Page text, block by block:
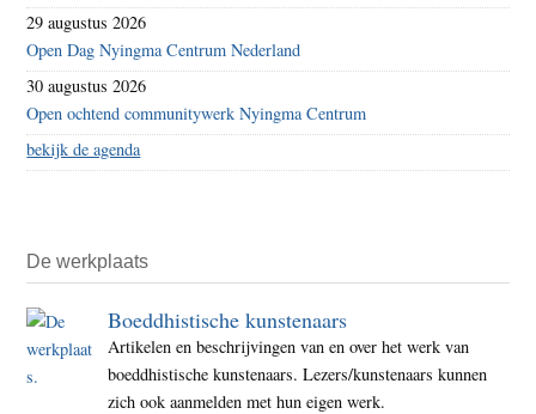
29 augustus 2026
Open Dag Nyingma Centrum Nederland
30 augustus 2026
Open ochtend communitywerk Nyingma Centrum
bekijk de agenda
De werkplaats
Boeddhistische kunstenaars
Artikelen en beschrijvingen van en over het werk van
boeddhistische kunstenaars. Lezers/kunstenaars kunnen
zich ook aanmelden met hun eigen werk.